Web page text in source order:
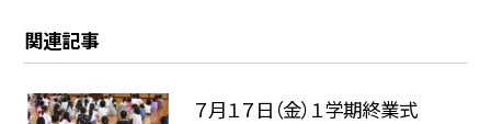
関連記事
７月１７日（金）１学期終業式